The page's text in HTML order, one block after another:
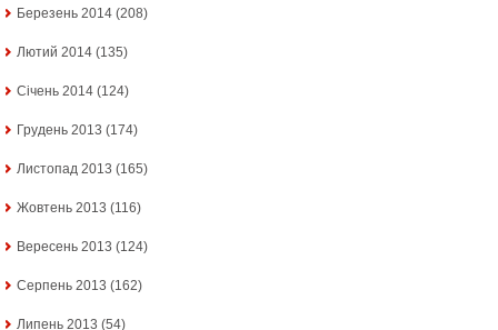
Березень 2014 (208)
Лютий 2014 (135)
Січень 2014 (124)
Грудень 2013 (174)
Листопад 2013 (165)
Жовтень 2013 (116)
Вересень 2013 (124)
Серпень 2013 (162)
Липень 2013 (54)